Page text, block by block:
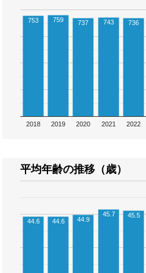
2018 2019 2020 2021 2022
753 759 737 743 736
平均年齢の推移（歳）
44.6 44.6 44.9
45.7 45.5